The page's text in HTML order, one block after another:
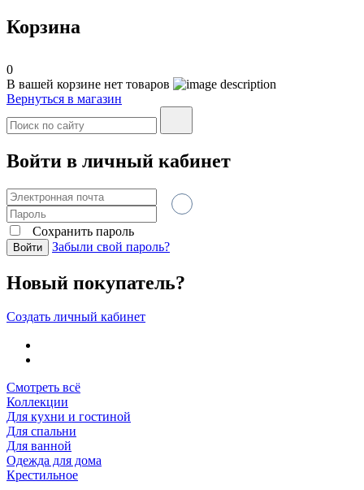
Корзина
0
В вашей корзине нет товаров
Вернуться в магазин
Войти в личный кабинет
Сохранить пароль
Войти Забыли свой пароль?
Новый покупатель?
Создать личный кабинет
Смотреть всё
Коллекции
Для кухни и гостиной
Для спальни
Для ванной
Одежда для дома
Крестильное